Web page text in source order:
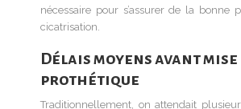
nécessaire pour s’assurer de la bonne
cicatrisation.
Délais moyens avant
prothétique
Traditionnellement, on attendait